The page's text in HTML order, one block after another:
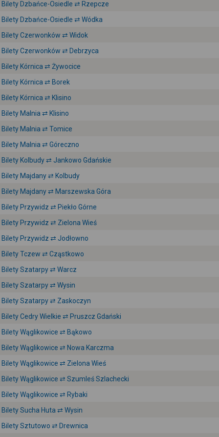
Bilety Dzbańce-Osiedle ⇄ Rzepcze
Bilety Dzbańce-Osiedle ⇄ Wódka
Bilety Czerwonków ⇄ Widok
Bilety Czerwonków ⇄ Debrzyca
Bilety Kórnica ⇄ Żywocice
Bilety Kórnica ⇄ Borek
Bilety Kórnica ⇄ Klisino
Bilety Malnia ⇄ Klisino
Bilety Malnia ⇄ Tomice
Bilety Malnia ⇄ Góreczno
Bilety Kolbudy ⇄ Jankowo Gdańskie
Bilety Majdany ⇄ Kolbudy
Bilety Majdany ⇄ Marszewska Góra
Bilety Przywidz ⇄ Piekło Górne
Bilety Przywidz ⇄ Zielona Wieś
Bilety Przywidz ⇄ Jodłowno
Bilety Tczew ⇄ Cząstkowo
Bilety Szatarpy ⇄ Warcz
Bilety Szatarpy ⇄ Wysin
Bilety Szatarpy ⇄ Zaskoczyn
Bilety Cedry Wielkie ⇄ Pruszcz Gdański
Bilety Wąglikowice ⇄ Bąkowo
Bilety Wąglikowice ⇄ Nowa Karczma
Bilety Wąglikowice ⇄ Zielona Wieś
Bilety Wąglikowice ⇄ Szumleś Szlachecki
Bilety Wąglikowice ⇄ Rybaki
Bilety Sucha Huta ⇄ Wysin
Bilety Sztutowo ⇄ Drewnica